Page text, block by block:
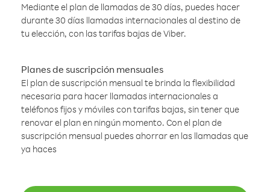
Mediante el plan de llamadas de 30 días, puedes hacer
durante 30 días llamadas internacionales al destino de
tu elección, con las tarifas bajas de Viber.
Planes de suscripción mensuales
El plan de suscripción mensual te brinda la flexibilidad
necesaria para hacer llamadas internacionales a
teléfonos fijos y móviles con tarifas bajas, sin tener que
renovar el plan en ningún momento. Con el plan de
suscripción mensual puedes ahorrar en las llamadas que
ya haces